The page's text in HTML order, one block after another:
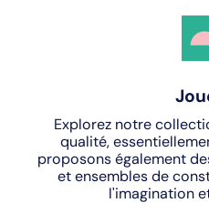
Explorez notre
qualité,
proposons également
et ensembles de
l'imagination